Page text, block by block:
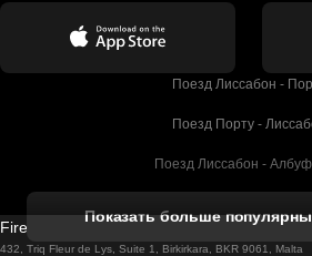
Поезд Лиссабон -
Поезд Порту -
Поезд Лиссабон -
Поезд Лиссабон -
Показать больше
Firebird GT Limited (OC 1451)
432, Triq Fleur de Lys, Suite 1, Birkirkara, BKR 9061, Malta